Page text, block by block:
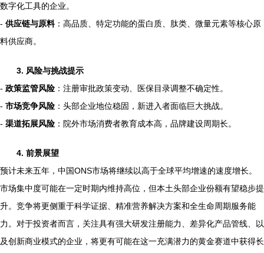
数字化工具的企业。
- 供应链与原料：高品质、特定功能的蛋白质、肽类、微量元素等核心原
料供应商。
3. 风险与挑战提示
- 政策监管风险 ：注册审批政策变动、医保目录调整不确定性。
- 市场竞争风险 ：头部企业地位稳固，新进入者面临巨大挑战。
- 渠道拓展风险 ：院外市场消费者教育成本高，品牌建设周期长。
4. 前景展望
预计未来五年，中国ONS市场将继续以高于全球平均增速的速度增长。
市场集中度可能在一定时期内维持高位，但本土头部企业份额有望稳步提
升。竞争将更侧重于科学证据、精准营养解决方案和全生命周期服务能
力。对于投资者而言，关注具有强大研发注册能力、差异化产品管线、以
及创新商业模式的企业，将更有可能在这一充满潜力的黄金赛道中获得长